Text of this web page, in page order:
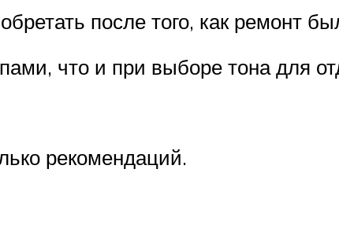
после того, как ремонт
что и при выборе тона для
рекомендаций.